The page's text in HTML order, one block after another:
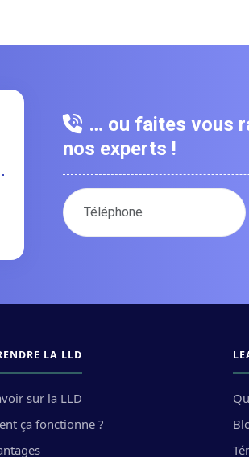
… ou faites vous
nos experts !
Votre numéro de téléphone :
LA LLD
sur la LLD
ça fonctionne ?